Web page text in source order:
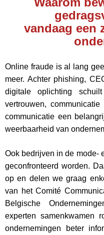
vandaag een
Online fraude is al lang
meer. Achter phishing,
digitale oplichting
vertrouwen,
communicatie een
weerbaarheid van
Ook bedrijven in de mode-
geconfronteerd worden.
op en delen we graag
van het Comité
Belgische
experten samenkwamen
ondernemingen beter